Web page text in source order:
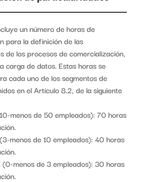
un número de horas de
para la definición de las
de los procesos de comercialización,
carga de datos. Estas horas se
cada uno de los segmentos de
en el Artículo 8.2, de la siguiente
menos de 50 empleados): 70 horas
menos de 10 empleados): 40 horas
menos de 3 empleados): 30 horas